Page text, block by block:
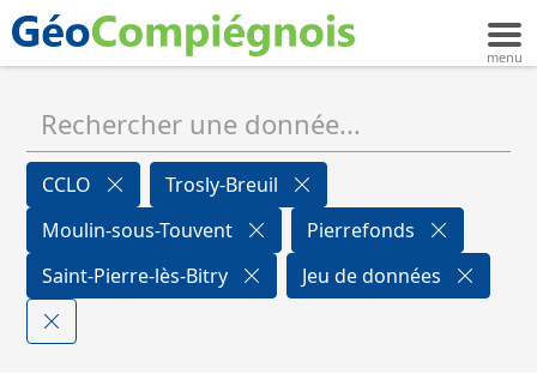
CCLO
Trosly-Breuil
Moulin-sous-Touvent
Pierrefonds
Saint-Pierre-lès-Bitry
Jeu de données